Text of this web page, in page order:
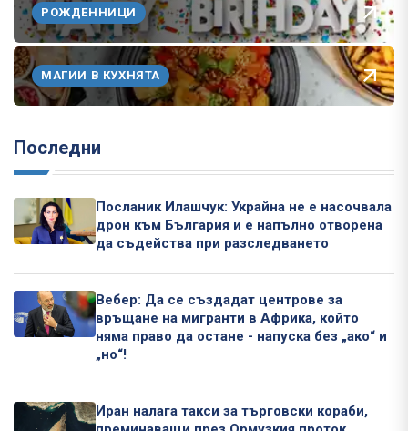
РОЖДЕННИЦИ
МАГИИ В КУХНЯТА
Последни
Посланик Илашчук: Украйна не е насочвала
дрон към България и е напълно отворена
да съдейства при разследването
Вебер: Да се създадат центрове за
връщане на мигранти в Африка, който
няма право да остане - напуска без „ако“ и
„но“!
Иран налага такси за търговски кораби,